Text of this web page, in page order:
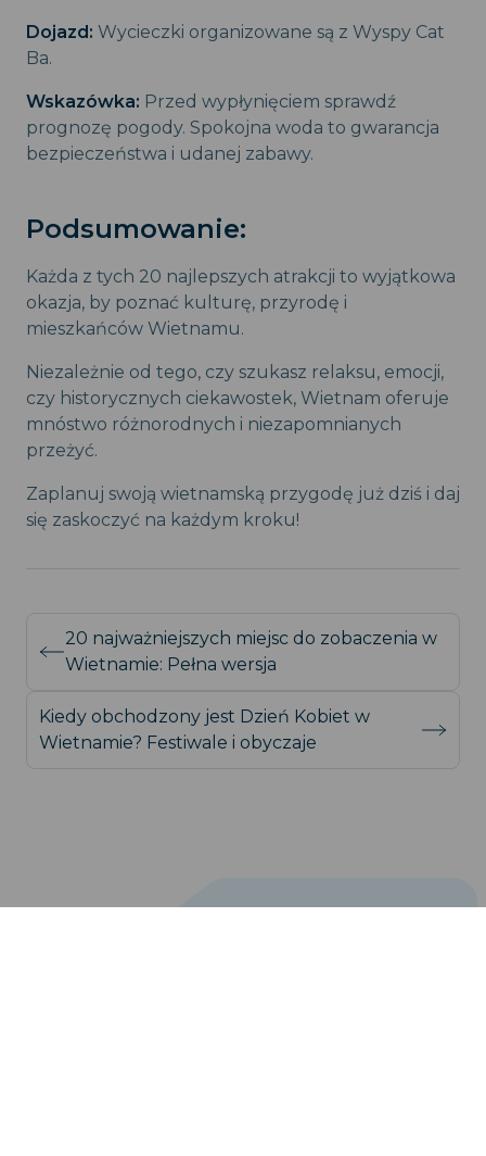
Dojazd: Wycieczki organizowane są z Wyspy Cat
Ba.
Wskazówka: Przed wypłynięciem sprawdź
prognozę pogody. Spokojna woda to gwarancja
bezpieczeństwa i udanej zabawy.
Podsumowanie:
Każda z tych 20 najlepszych atrakcji to wyjątkowa
okazja, by poznać kulturę, przyrodę i
mieszkańców Wietnamu.
Niezależnie od tego, czy szukasz relaksu, emocji,
czy historycznych ciekawostek, Wietnam oferuje
mnóstwo różnorodnych i niezapomnianych
przeżyć.
Zaplanuj swoją wietnamską przygodę już dziś i daj
się zaskoczyć na każdym kroku!
20 najważniejszych miejsc do zobaczenia w
Wietnamie: Pełna wersja
Kiedy obchodzony jest Dzień Kobiet w
Wietnamie? Festiwale i obyczaje